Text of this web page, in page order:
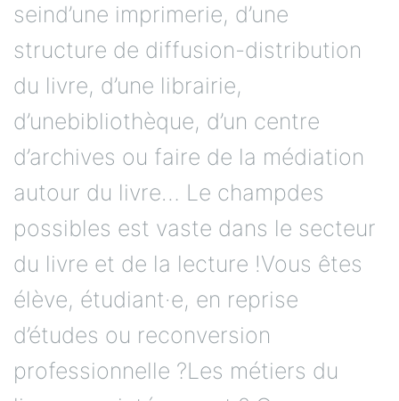
seind’une imprimerie, d’une
structure de diffusion-distribution
du livre, d’une librairie,
d’unebibliothèque, d’un centre
d’archives ou faire de la médiation
autour du livre… Le champdes
possibles est vaste dans le secteur
du livre et de la lecture !Vous êtes
élève, étudiant·e, en reprise
d’études ou reconversion
professionnelle ?Les métiers du